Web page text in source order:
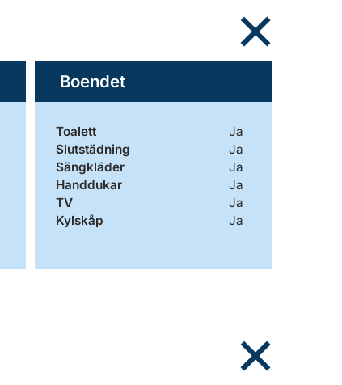
Boendet
Toalett
Ja
Slutstädning
Ja
Sängkläder
Ja
Handdukar
Ja
TV
Ja
Kylskåp
Ja